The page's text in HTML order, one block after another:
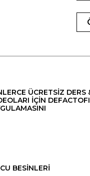
ÜCRETSİZ DERS
İÇİN
BESİNLERİ